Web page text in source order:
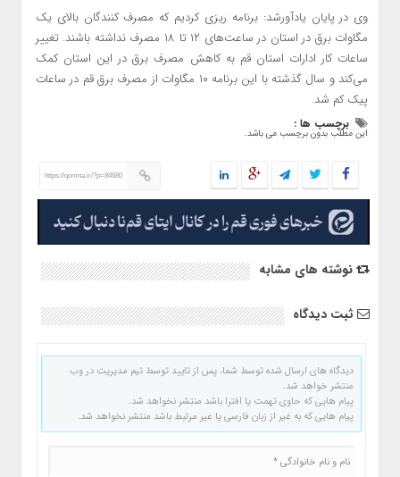
وی در پایان یادآورشد: برنامه ریزی کردیم که مصرف کنندگان بالای یک
مگاوات برق در استان در ساعت‌های ۱۲ تا ۱۸ مصرف نداشته باشند. تغییر
ساعات کار ادارات استان قم به کاهش مصرف برق در این استان کمک
می‌کند و سال گذشته با این برنامه ۱۰ مگاوات از مصرف برق قم در ساعات
پیک کم شد.
برچسب ها :
این مطلب بدون برچسب می باشد.
https://qomna.ir/?p=84680
نوشته های مشابه
ثبت دیدگاه
دیدگاه های ارسال شده توسط شما، پس از تایید توسط تیم مدیریت در وب
منتشر خواهد شد.
پیام هایی که حاوی تهمت یا افترا باشد منتشر نخواهد شد.
پیام هایی که به غیر از زبان فارسی یا غیر مرتبط باشد منتشر نخواهد شد.